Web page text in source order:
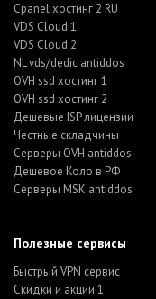
Cpanel хостинг 2 RU
VDS Cloud 1
VDS Cloud 2
NL vds/dedic antiddos
OVH ssd хостинг 1
OVH ssd хостинг 2
Дешевые ISP лицензии
Честные складчины
Серверы OVH antiddos
Дешевое Коло в РФ
Серверы MSK antiddos
Полезные сервисы
Быстрый VPN сервис
Скидки и акции 1